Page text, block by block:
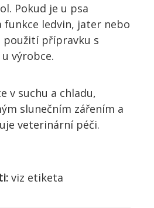
Pokud je u psa
ledvin, jater nebo
přípravku s
výrobce.
v suchu a chladu,
slunečním zářením a
veterinární péči.
viz etiketa